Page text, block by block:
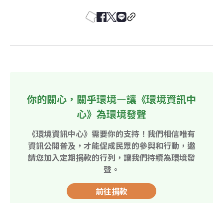
你的關心，關乎環境—讓《環境資訊中
心》為環境發聲
《環境資訊中心》需要你的支持！我們相信唯有
資訊公開普及，才能促成民眾的參與和行動，邀
請您加入定期捐款的行列，讓我們持續為環境發
聲。
前往捐款